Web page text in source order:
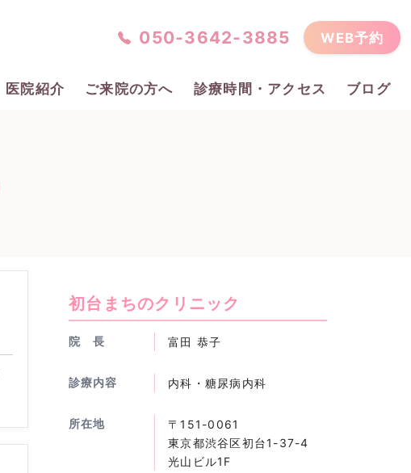
050-3642-3885 WEB予約
医院紹介 ご来院の方へ 診療時間・アクセス ブログ
初台まちのクリニック
院 長 富田 恭子
診療内容 内科・糖尿病内科
所在地
〒151-0061
東京都渋谷区初台1-37-4
光山ビル1F